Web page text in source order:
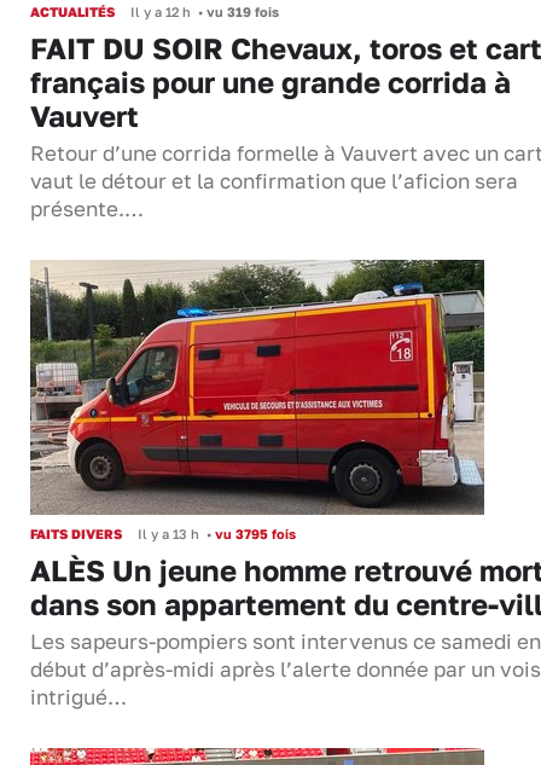
ACTUALITÉS Il y a 12 h • vu 319 fois
FAIT DU SOIR Chevaux, toros et
français pour une grande corrida à
Vauvert
Retour d’une corrida formelle à Vauvert avec un
vaut le détour et la confirmation que l’aficion sera
présente.…
FAITS DIVERS Il y a 13 h • vu 3795 fois
ALÈS Un jeune homme retrouvé
dans son appartement du centre-
Les sapeurs-pompiers sont intervenus ce samedi en
début d’après-midi après l’alerte donnée par un
intrigué…